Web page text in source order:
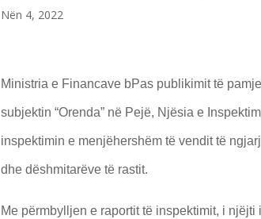
Nën 4, 2022
Ministria e Financave bPas publikimit të
subjektin “Orenda” në Pejë, Njësia e
inspektimin e menjëhershëm të vendit të
dhe dëshmitarëve të rastit.
Me përmbylljen e raportit të inspektimit, i